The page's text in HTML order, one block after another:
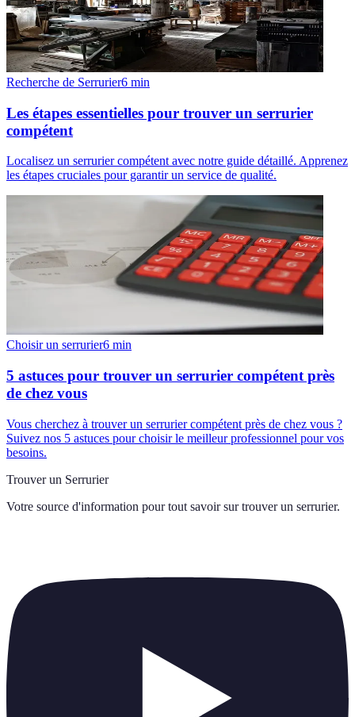
Recherche de Serrurier6 min
Les étapes essentielles pour trouver un serrurier
compétent
Localisez un serrurier compétent avec notre guide détaillé. Apprenez
les étapes cruciales pour garantir un service de qualité.
Choisir un serrurier6 min
5 astuces pour trouver un serrurier compétent près
de chez vous
Vous cherchez à trouver un serrurier compétent près de chez vous ?
Suivez nos 5 astuces pour choisir le meilleur professionnel pour vos
besoins.
Trouver un Serrurier
Votre source d'information pour tout savoir sur trouver un serrurier.